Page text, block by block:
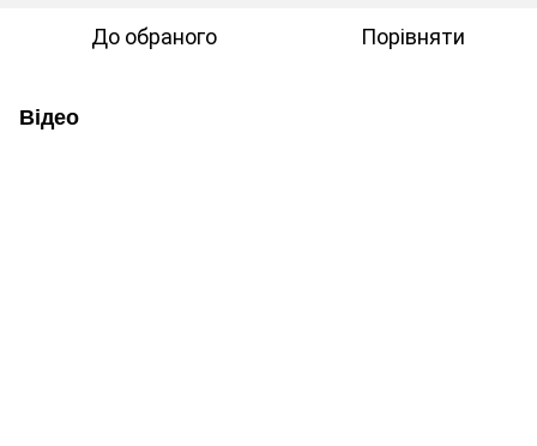
До обраного Порівняти
Відео